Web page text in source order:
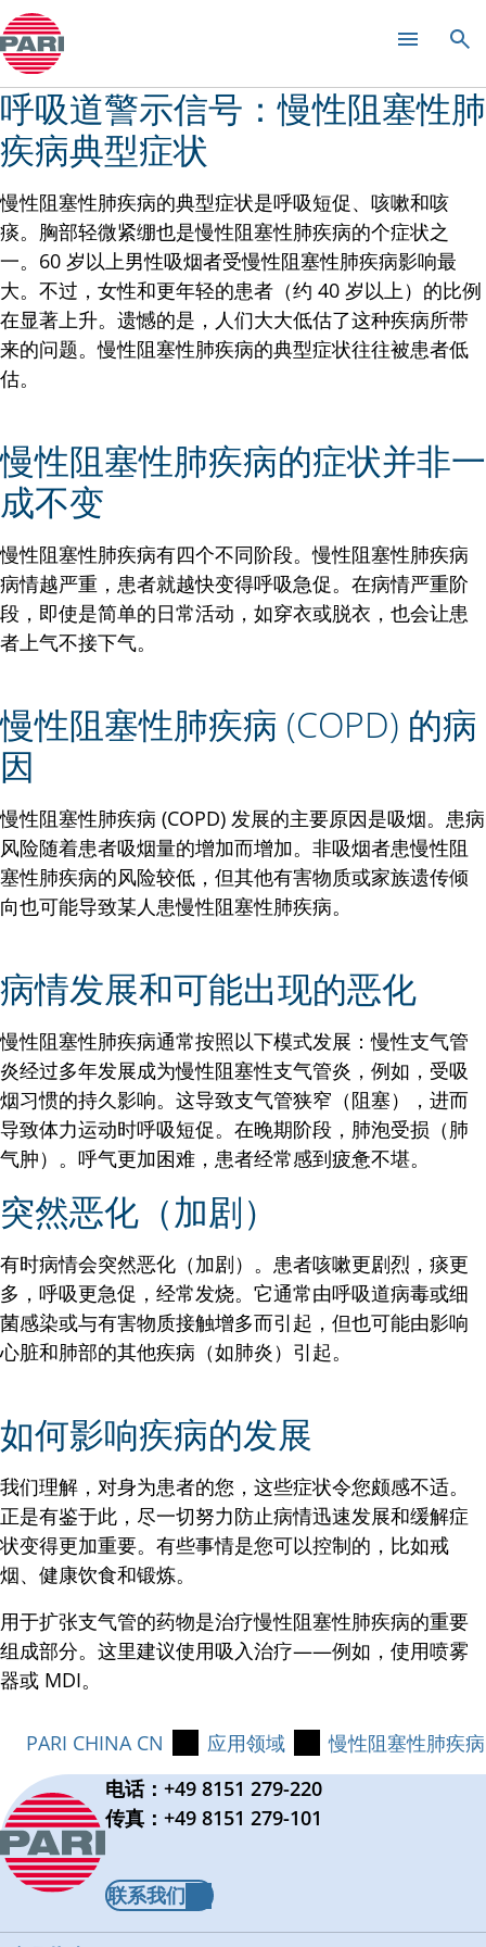
感冒和鼻炎
呼吸道警示信号：慢性阻塞性肺
疾病典型症状
慢性阻塞性肺疾病的典型症状是呼吸短促、咳嗽和咳
痰。胸部轻微紧绷也是慢性阻塞性肺疾病的个症状之
一。60 岁以上男性吸烟者受慢性阻塞性肺疾病影响最
大。不过，女性和更年轻的患者（约 40 岁以上）的比例
在显著上升。遗憾的是，人们大大低估了这种疾病所带
来的问题。慢性阻塞性肺疾病的典型症状往往被患者低
估。
慢性阻塞性肺疾病的症状并非一
成不变
慢性阻塞性肺疾病有四个不同阶段。慢性阻塞性肺疾病
病情越严重，患者就越快变得呼吸急促。在病情严重阶
段，即使是简单的日常活动，如穿衣或脱衣，也会让患
者上气不接下气。
慢性阻塞性肺疾病 (COPD) 的病
因
慢性阻塞性肺疾病 (COPD) 发展的主要原因是吸烟。患病
风险随着患者吸烟量的增加而增加。非吸烟者患慢性阻
塞性肺疾病的风险较低，但其他有害物质或家族遗传倾
向也可能导致某人患慢性阻塞性肺疾病。
病情发展和可能出现的恶化
慢性阻塞性肺疾病通常按照以下模式发展：慢性支气管
炎经过多年发展成为慢性阻塞性支气管炎，例如，受吸
烟习惯的持久影响。这导致支气管狭窄（阻塞），进而
导致体力运动时呼吸短促。在晚期阶段，肺泡受损（肺
气肿）。呼气更加困难，患者经常感到疲惫不堪。
突然恶化（加剧）
有时病情会突然恶化（加剧）。患者咳嗽更剧烈，痰更
多，呼吸更急促，经常发烧。它通常由呼吸道病毒或细
菌感染或与有害物质接触增多而引起，但也可能由影响
心脏和肺部的其他疾病（如肺炎）引起。
如何影响疾病的发展
我们理解，对身为患者的您，这些症状令您颇感不适。
正是有鉴于此，尽一切努力防止病情迅速发展和缓解症
状变得更加重要。有些事情是您可以控制的，比如戒
烟、健康饮食和锻炼。
用于扩张支气管的药物是治疗慢性阻塞性肺疾病的重要
组成部分。这里建议使用吸入治疗——例如，使用喷雾
器或 MDI。
PARI CHINA CN 应用领域
慢性阻塞性肺疾
电话：+49 8151 279-220
传真：+49 8151 279-101
联系我们